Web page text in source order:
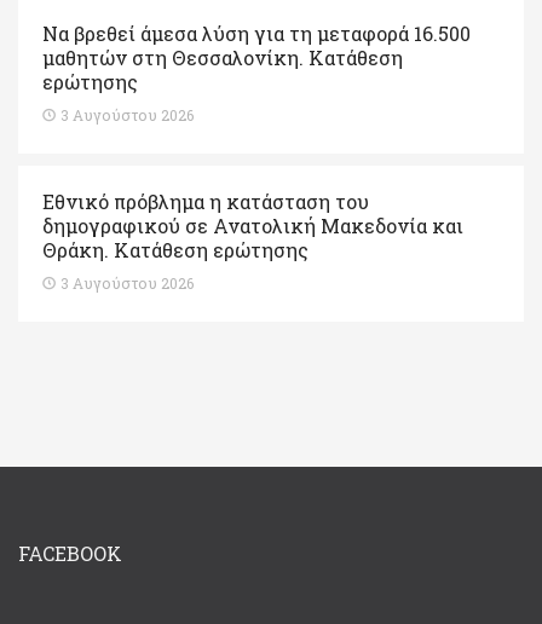
Να βρεθεί άμεσα λύση για τη μεταφορά 16.500
μαθητών στη Θεσσαλονίκη. Κατάθεση
ερώτησης
3 Αυγούστου 2026
Εθνικό πρόβλημα η κατάσταση του
δημογραφικού σε Ανατολική Μακεδονία και
Θράκη. Κατάθεση ερώτησης
3 Αυγούστου 2026
FACEBOOK